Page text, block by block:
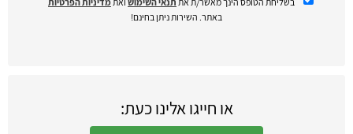
באתר. השירות ניתן בחינם!
או חייגו אלינו כעת: